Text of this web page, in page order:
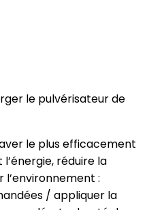
le pulvérisateur de
le plus efficacement
réduire la
l’environnement :
/ appliquer la